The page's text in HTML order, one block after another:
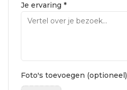
Je ervaring *
Foto's toevoegen (optioneel)